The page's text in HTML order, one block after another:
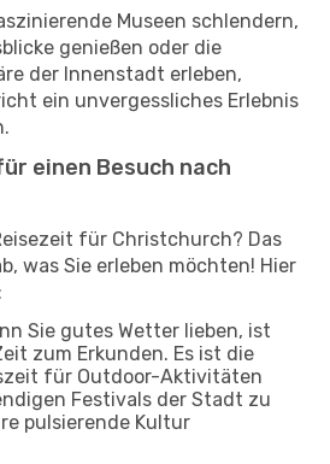
Museen schlendern,
genießen oder die
der Innenstadt erleben,
ein unvergessliches Erlebnis
einen Besuch nach
für Christchurch? Das
was Sie erleben möchten! Hier
Sie gutes Wetter lieben, ist
zum Erkunden. Es ist die
für Outdoor-Aktivitäten
Festivals der Stadt zu
pulsierende Kultur